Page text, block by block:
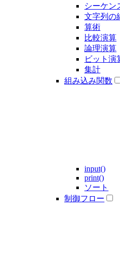
シーケン
文字列の
算術
比較演算
論理演算
ビット演
集計
組み込み関数
input()
print()
ソート
制御フロー